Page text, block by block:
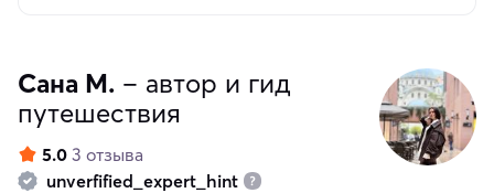
Сана М. – автор и гид
путешествия
5.0 3 отзыва
unverfified_expert_hint